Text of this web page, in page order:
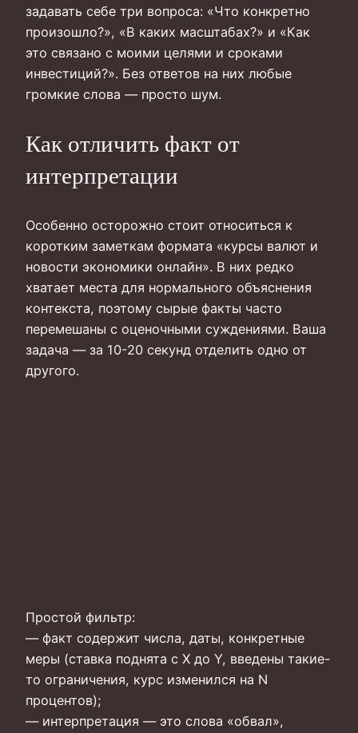
задавать себе три вопроса: «Что конкретно
произошло?», «В каких масштабах?» и «Как
это связано с моими целями и сроками
инвестиций?». Без ответов на них любые
громкие слова — просто шум.
Как отличить факт от
интерпретации
Особенно осторожно стоит относиться к
коротким заметкам формата «курсы валют и
новости экономики онлайн». В них редко
хватает места для нормального объяснения
контекста, поэтому сырые факты часто
перемешаны с оценочными суждениями. Ваша
задача — за 10-20 секунд отделить одно от
другого.
Простой фильтр:
— факт содержит числа, даты, конкретные
меры (ставка поднята с X до Y, введены такие-
то ограничения, курс изменился на N
процентов);
— интерпретация — это слова «обвал»,